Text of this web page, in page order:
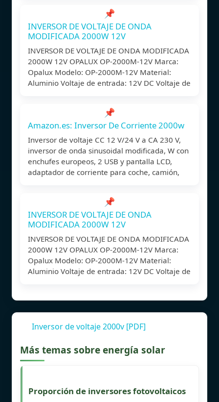
📌
INVERSOR DE VOLTAJE DE ONDA
MODIFICADA 2000W 12V
INVERSOR DE VOLTAJE DE ONDA MODIFICADA
2000W 12V OPALUX OP-2000M-12V Marca:
Opalux Modelo: OP-2000M-12V Material:
Aluminio Voltaje de entrada: 12V DC Voltaje de
📌
Amazon.es: Inversor De Corriente 2000w
Inversor de voltaje CC 12 V/24 V a CA 230 V,
inversor de onda sinusoidal modificada, W con
enchufes europeos, 2 USB y pantalla LCD,
adaptador de corriente para coche, camión,
📌
INVERSOR DE VOLTAJE DE ONDA
MODIFICADA 2000W 12V
INVERSOR DE VOLTAJE DE ONDA MODIFICADA
2000W 12V OPALUX OP-2000M-12V Marca:
Opalux Modelo: OP-2000M-12V Material:
Aluminio Voltaje de entrada: 12V DC Voltaje de
Inversor de voltaje 2000v [PDF]
Más temas sobre energía solar
Proporción de inversores fotovoltaicos